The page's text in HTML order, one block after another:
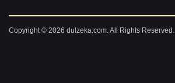
Copyright © 2026 dulzeka.com. All Rights Reserved.